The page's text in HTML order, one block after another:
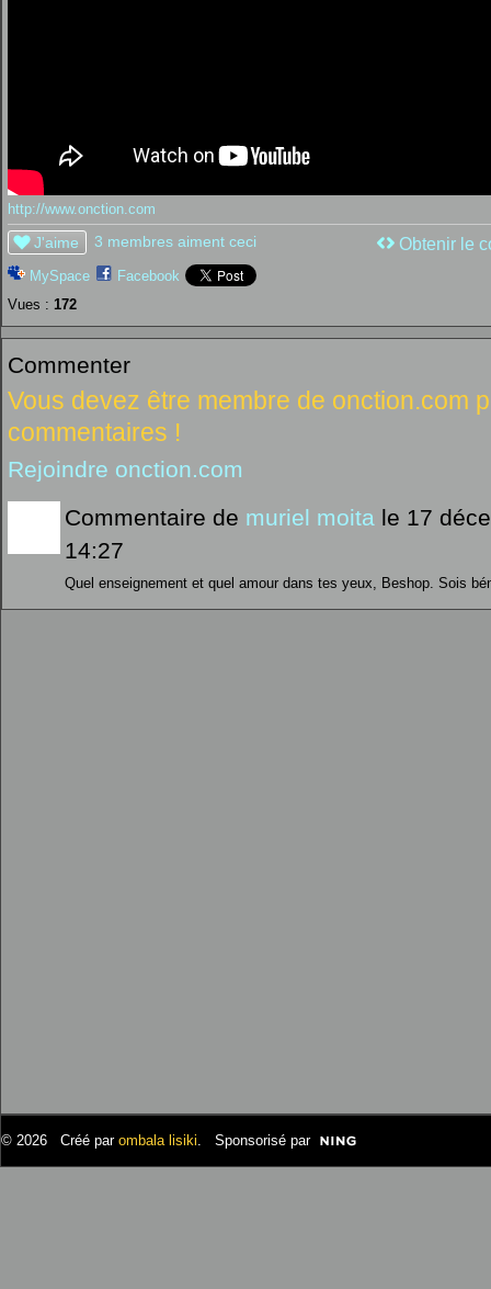
http://www.onction.com
J'aime 3 membres aiment ceci
MySpace
Facebook
Vues : 172
Obtenir le
Commenter
Vous devez être membre de onction.com
commentaires !
Rejoindre onction.com
Commentaire de muriel moita le 17
14:27
Quel enseignement et quel amour dans tes yeux, Beshop. Sois
© 2026 Créé par ombala lisiki. Sponsorisé par